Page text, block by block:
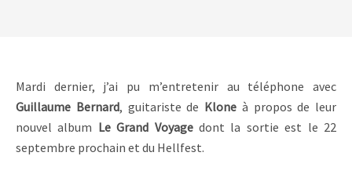
Mardi dernier, j’ai pu m’entretenir au téléphone avec
Guillaume Bernard, guitariste de Klone à propos de leur
nouvel album Le Grand Voyagedont la sortie est le 22
septembre prochain et du Hellfest.